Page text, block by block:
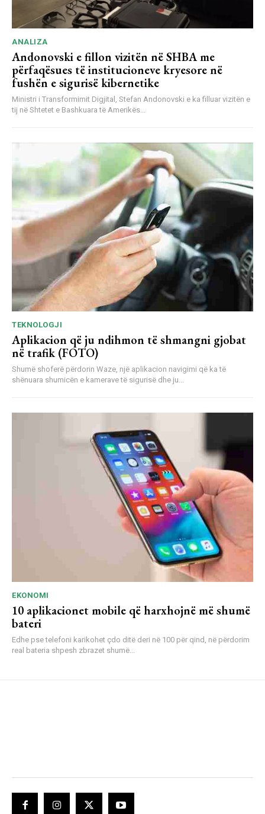
ANALIZA
Andonovski e fillon vizitën në SHBA me
përfaqësues të institucioneve kryesore në
fushën e sigurisë kibernetike
Ministri i Transformimit Digjital, Stefan Andonovski e ka filluar vizitën e
tij në Shtetet e Bashkuara të Amerikës...
TEKNOLOGJI
Aplikacion që ju ndihmon të shmangni gjobat
në trafik (FOTO)
Shumë shoferë përdorin Waze, një aplikacion navigimi që ka të
shënuara shumicën e kamerave të sigurisë dhe ju...
EKONOMI
10 aplikacionet mobile që harxhojnë më shumë
bateri
Edhe pse telefoni karikohet çdo ditë deri në 100 për qind, në përdorim
real bateria shpesh zbrazet shumë...